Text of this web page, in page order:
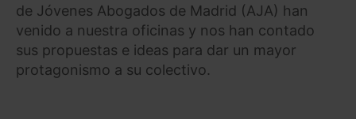
de Jóvenes Abogados de Madrid (AJA) han
venido a nuestra oficinas y nos han contado
sus propuestas e ideas para dar un mayor
protagonismo a su colectivo.